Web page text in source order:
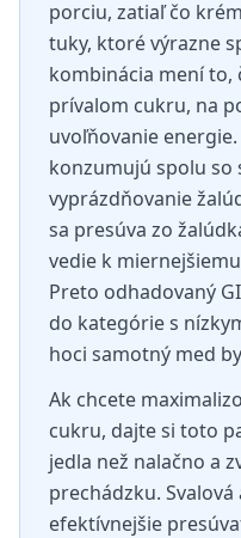
porciu, zatiaľ čo
tuky, ktoré výrazne
kombinácia mení to,
prívalom cukru, na
uvoľňovanie
konzumujú spolu so
vyprázdňovanie
sa presúva zo
vedie k
Preto odhadovaný
do kategórie s
hoci samotný med
Ak chcete
cukru, dajte si toto
jedla než nalačno a
prechádzku.
efektívnejšie